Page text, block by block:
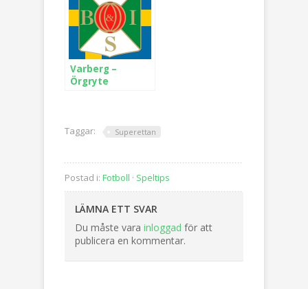
Varberg –
Örgryte
Taggar: Superettan
Postad i: Fotboll · Speltips
LÄMNA ETT SVAR
Du måste vara inloggad för att
publicera en kommentar.